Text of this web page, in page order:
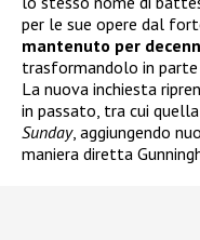
per le sue opere dal
mantenuto per
trasformandolo in
La nuova inchiesta
in passato, tra cui
Sunday, aggiungendo
maniera diretta